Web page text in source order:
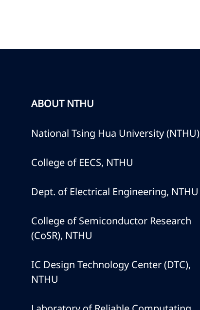
ABOUT NTHU
National Tsing Hua University (NTHU)
College of EECS, NTHU
Dept. of Electrical Engineering, NTHU
College of Semiconductor Research
(CoSR), NTHU
IC Design Technology Center (DTC),
NTHU